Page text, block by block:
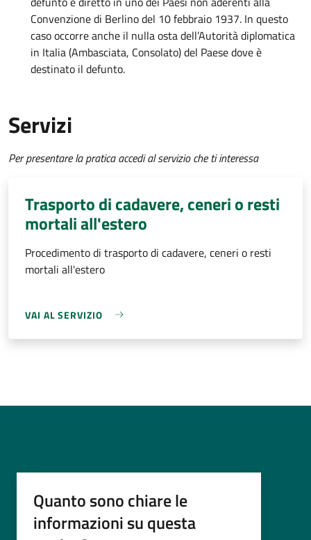
Convenzione di Berlino del 10 febbraio 1937. In questo
caso occorre anche il nulla osta dell’Autorità diplomatica
in Italia (Ambasciata, Consolato) del Paese dove è
destinato il defunto.
Servizi
Per presentare la pratica accedi al servizio che ti interessa
Trasporto di cadavere, ceneri o resti
mortali all'estero
Procedimento di trasporto di cadavere, ceneri o resti
mortali all'estero
VAI AL SERVIZIO
Quanto sono chiare le
informazioni su questa